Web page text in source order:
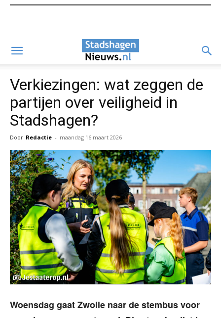
Verkiezingen: wat zeggen de
partijen over veiligheid in
Stadshagen?
Door Redactie - maandag 16 maart 2026
Woensdag gaat Zwolle naar de stembus voor